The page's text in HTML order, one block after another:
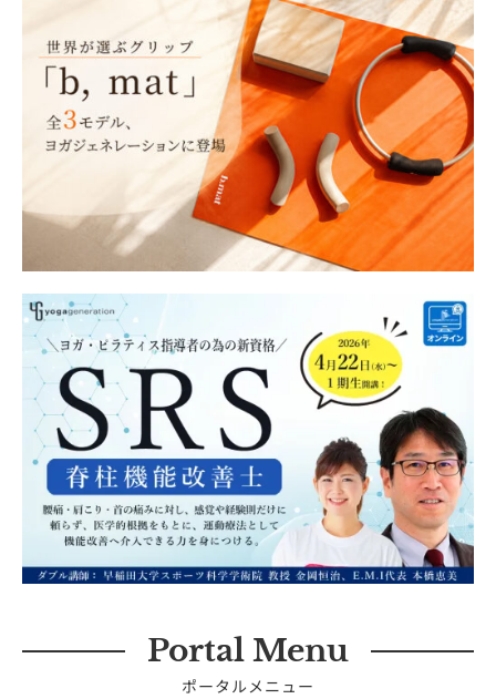
Portal Menu
ポータルメニュー